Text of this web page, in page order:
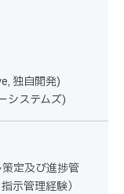
独自開発)
システムズ)
定及び進捗管
示管理経験）